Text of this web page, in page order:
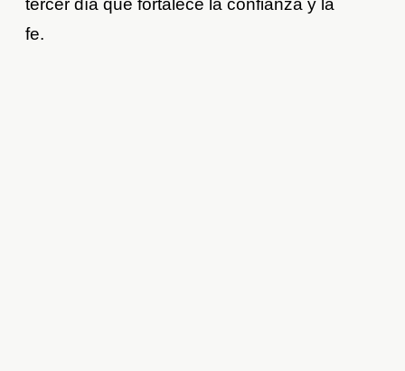
tercer día que fortalece la confianza y la
fe.